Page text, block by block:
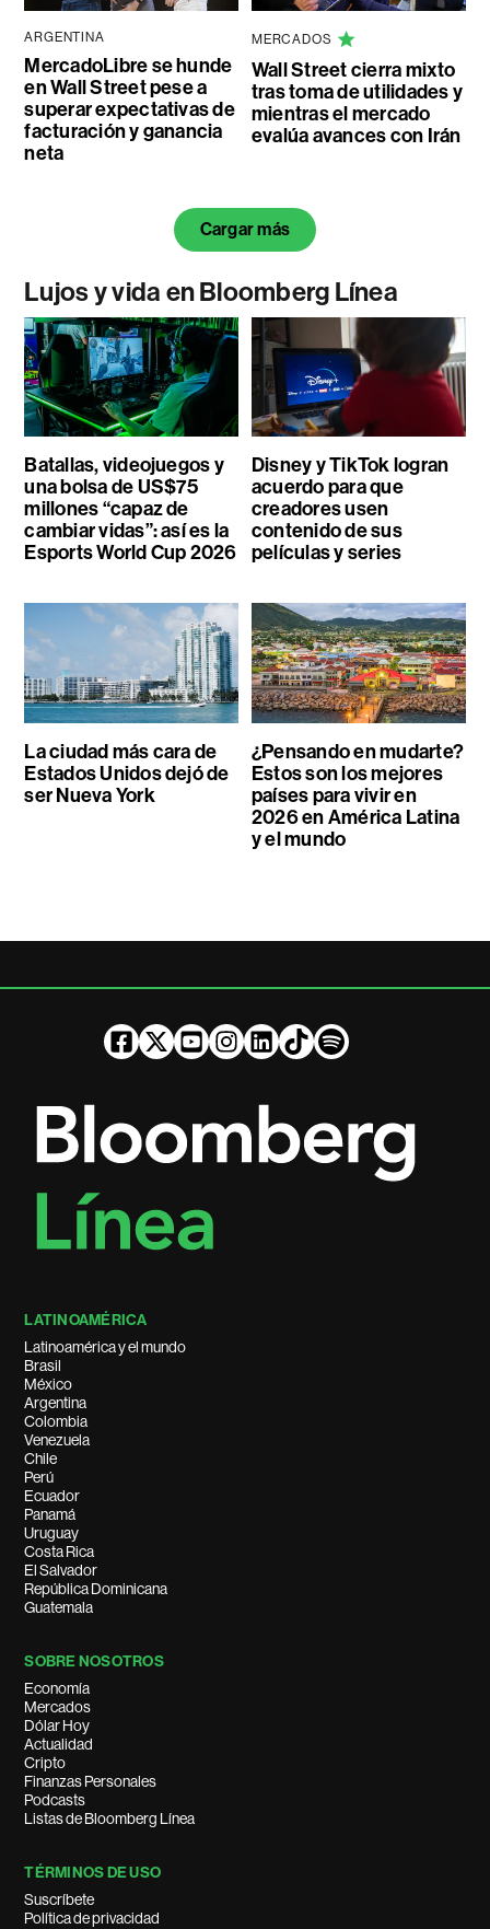
ARGENTINA
MercadoLibre se hunde
en Wall Street pese a
superar expectativas de
facturación y ganancia
neta
MERCADOS
Wall Street cierra mixto
tras toma de utilidades y
mientras el mercado
evalúa avances con Irán
Cargar más
Lujos y vida en Bloomberg Línea
Batallas, videojuegos y
una bolsa de US$75
millones “capaz de
cambiar vidas”: así es la
Esports World Cup 2026
Disney y TikTok logran
acuerdo para que
creadores usen
contenido de sus
películas y series
La ciudad más cara de
Estados Unidos dejó de
ser Nueva York
¿Pensando en mudarte?
Estos son los mejores
países para vivir en
2026 en América Latina
y el mundo
LATINOAMÉRICA
Latinoamérica y el mundo
Brasil
México
Argentina
Colombia
Venezuela
Chile
Perú
Ecuador
Panamá
Uruguay
Costa Rica
El Salvador
República Dominicana
Guatemala
SOBRE NOSOTROS
Economía
Mercados
Dólar Hoy
Actualidad
Cripto
Finanzas Personales
Podcasts
Listas de Bloomberg Línea
TÉRMINOS DE USO
Suscríbete
Política de privacidad